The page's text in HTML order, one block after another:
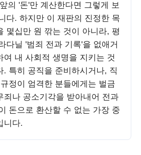
의 '돈'만 계산한다면 그렇게 보
다. 하지만 이 재판의 진정한 목
몇십만 원 깎는 것이 아니라, 평
다닐 '범죄 전과 기록'을 없애거
여 내 사회적 생명을 지키는 것
. 특히 공직을 준비하시거나, 직
정이 엄격한 분들에게는 벌금
죄나 공소기각을 받아내어 전과
돈으로 환산할 수 없는 가장 중
니다.